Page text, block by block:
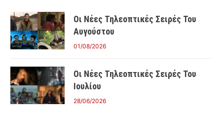
Οι Νέες Τηλεοπτικές Σειρές Του
Αυγούστου
01/08/2026
Οι Νέες Τηλεοπτικές Σειρές Του
Ιουλίου
28/06/2026